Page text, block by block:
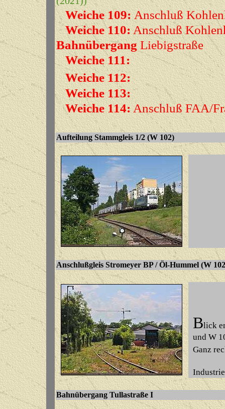
Weiche 109:Anschluß
Weiche 110:Anschluß
Bahnübergang Liebigstraße
Weiche 111:
Weiche 112:
Weiche 113:
Weiche 114: Anschluß FAA/
Aufteilung Stammgleis 1/2 (W 102)
Anschlußgleis Stromeyer BP / Öl-
Blick
und W
Ganz
Bahnübergang Tullastraße I